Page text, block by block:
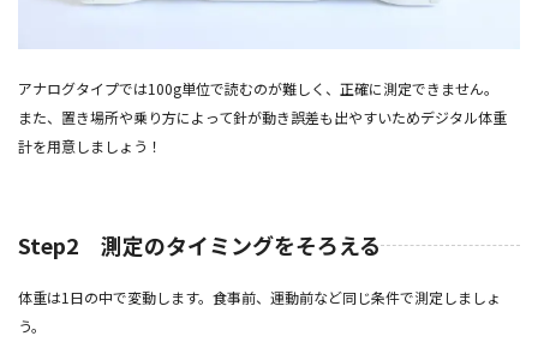
アナログタイプでは100g単位で読むのが難しく、正確に測定できません。
また、置き場所や乗り方によって針が動き誤差も出やすいためデジタル体重
計を用意しましょう！
Step2 測定のタイミングをそろえる
体重は1日の中で変動します。食事前、運動前など同じ条件で測定しましょ
う。